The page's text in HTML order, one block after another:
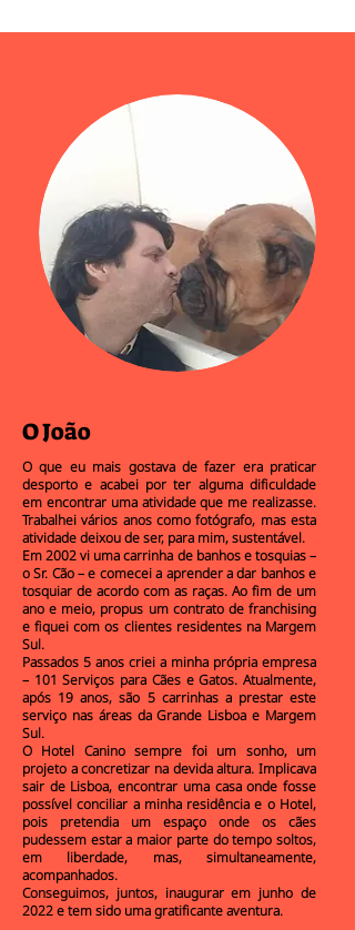
O João
O que eu mais gostava de fazer era praticar
desporto e acabei por ter alguma dificuldade
em encontrar uma atividade que me realizasse.
Trabalhei vários anos como fotógrafo, mas esta
atividade deixou de ser, para mim, sustentável.
Em 2002 vi uma carrinha de banhos e tosquias –
o Sr. Cão – e comecei a aprender a dar banhos e
tosquiar de acordo com as raças. Ao fim de um
ano e meio, propus um contrato de franchising
e fiquei com os clientes residentes na Margem
Sul.
Passados 5 anos criei a minha própria empresa
– 101 Serviços para Cães e Gatos. Atualmente,
após 19 anos, são 5 carrinhas a prestar este
serviço nas áreas da Grande Lisboa e Margem
Sul.
O Hotel Canino sempre foi um sonho, um
projeto a concretizar na devida altura. Implicava
sair de Lisboa, encontrar uma casa onde fosse
possível conciliar a minha residência e o Hotel,
pois pretendia um espaço onde os cães
pudessem estar a maior parte do tempo soltos,
em liberdade, mas, simultaneamente,
acompanhados.
Conseguimos, juntos, inaugurar em junho de
2022 e tem sido uma gratificante aventura.